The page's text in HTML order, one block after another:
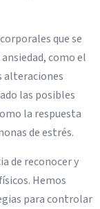
que se
como el
alteraciones
las posibles
la respuesta
de estrés.
de reconocer y
Hemos
para controlar